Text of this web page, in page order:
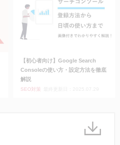
【初心者向け】Google Search
Consoleの使い方・設定方法を徹底
解説
SEO対策